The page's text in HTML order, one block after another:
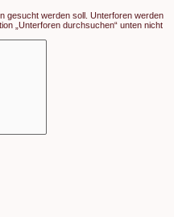
gesucht werden soll. Unterforen werden
„Unterforen durchsuchen“ unten nicht